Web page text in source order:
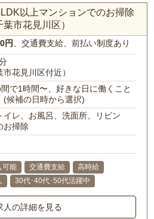
以上マンションでのお掃除
市花見川区）
円 、交通費支給、前払い制度あり
市花見川区付近）
で1時間〜、好きな日に働くこと
(候補の日時から選択)
イレ、お風呂、洗面所、リビン
お掃除
可能 交通費支給
高時給
30代･40代･50代活躍中
人の詳細を見る